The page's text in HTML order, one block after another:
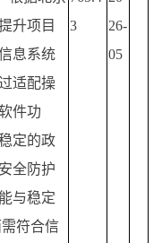
升项目
息系统
适配操
件功
定的政
全防护
与稳定
符合信
3
26-
05